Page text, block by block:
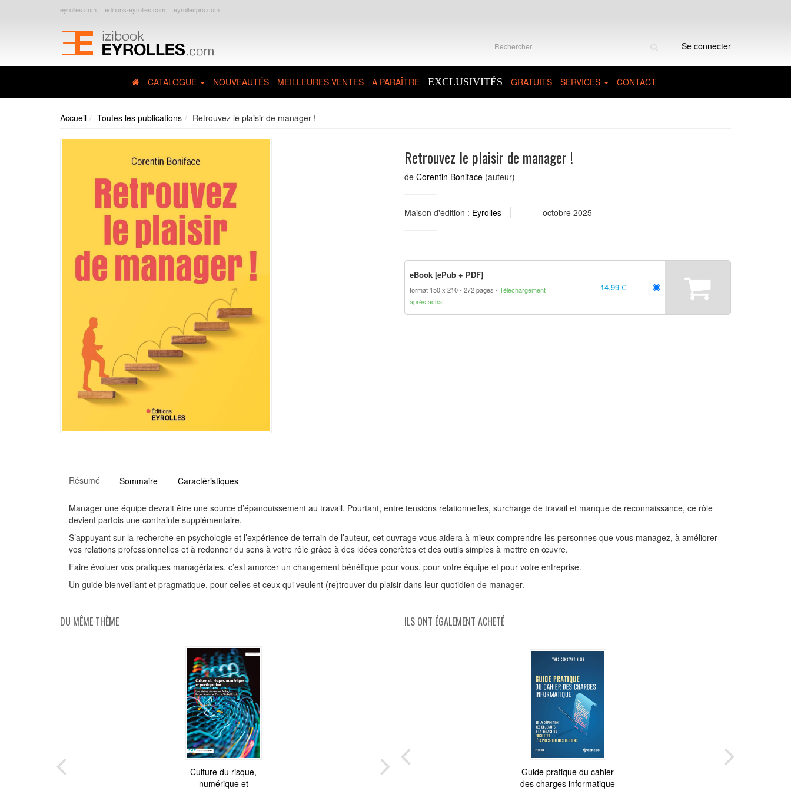
eyrolles.com editions-eyrolles.com eyrollespro.com
Se connecter
CATALOGUE NOUVEAUTÉS MEILLEURES VENTES A PARAÎTRE EXCLUSIVITÉS GRATUITS SERVICES CONTACT
Accueil Toutes les publications Retrouvez le plaisir de manager !
Retrouvez le plaisir de manager !
de Corentin Boniface (auteur)
Maison d'édition : Eyrolles octobre 2025
eBook [ePub + PDF]
format 150 x 210 272 pages
Téléchargement
après achat
14,99 €
Résumé Sommaire Caractéristiques
Manager une équipe devrait être une source d’épanouissement au travail. Pourtant, entre tensions relationnelles, surcharge de travail et manque de reconnaissance, ce rôle
devient parfois une contrainte supplémentaire.
S’appuyant sur la recherche en psychologie et l’expérience de terrain de l’auteur, cet ouvrage vous aidera à mieux comprendre les personnes que vous managez, à améliorer
vos relations professionnelles et à redonner du sens à votre rôle grâce à des idées concrètes et des outils simples à mettre en œuvre.
Faire évoluer vos pratiques managériales, c’est amorcer un changement bénéfique pour vous, pour votre équipe et pour votre entreprise.
Un guide bienveillant et pragmatique, pour celles et ceux qui veulent (re)trouver du plaisir dans leur quotidien de manager.
DU MÊME THÈME
Culture du risque,
numérique et
Getting france out of the
rut
ILS ONT ÉGALEMENT ACHETÉ
J'apprends à composer
mes photos
Guide pratique du cahier
des charges informatique